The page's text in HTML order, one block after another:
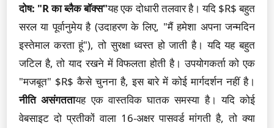
दोष: "R का ब्लैक बॉक्स"यह एक दोधारी तलवार है। यदि $R$ बहुत
सरल या पूर्वानुमेय है (उदाहरण के लिए, "मैं हमेशा अपना जन्मदिन
इस्तेमाल करता हूं"), तो सुरक्षा ध्वस्त हो जाती है। यदि यह बहुत
जटिल है, तो याद रखने में विफलता होती है। उपयोगकर्ता को एक
"मजबूत" $R$ कैसे चुनना है, इस बारे में कोई मार्गदर्शन नहीं है।
नीति असंगततायह एक वास्तविक घातक समस्या है। यदि कोई
वेबसाइट दो प्रतीकों वाला 16-अक्षर पासवर्ड मांगती है, तो क्या